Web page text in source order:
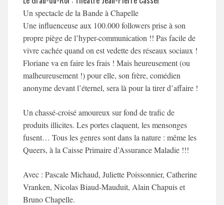
Un spectacle de la Bande à Chapelle
Une influenceuse aux 100.000 followers prise à son
propre piège de l’hyper-communication !! Pas facile de
vivre cachée quand on est vedette des réseaux sociaux !
Floriane va en faire les frais ! Mais heureusement (ou
malheureusement !) pour elle, son frère, comédien
anonyme devant l’éternel, sera là pour la tirer d’affaire !
Un chassé-croisé amoureux sur fond de trafic de
produits illicites. Les portes claquent, les mensonges
fusent… Tous les genres sont dans la nature : même les
Queers, à la Caisse Primaire d’Assurance Maladie !!!
Avec : Pascale Michaud, Juliette Poissonnier, Catherine
Vranken, Nicolas Biaud-Mauduit, Alain Chapuis et
Bruno Chapelle.